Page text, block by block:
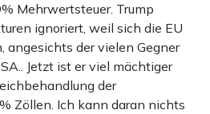
Mehrwertsteuer. Trump
ignoriert, weil sich die EU
angesichts der vielen Gegner
Jetzt ist er viel mächtiger
der
Zöllen. Ich kann daran nichts